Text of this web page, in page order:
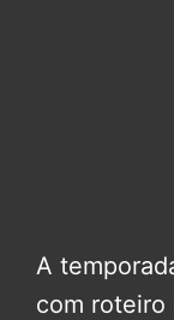
A
com roteiro